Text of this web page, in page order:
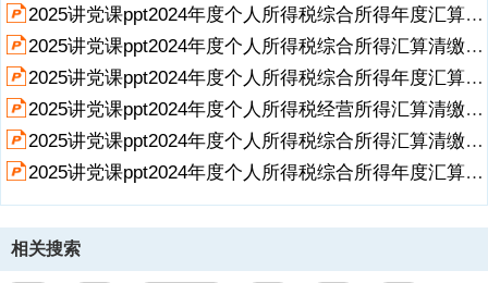
法律层级提级为部门规章。个人所得税综合所得汇算清缴管理办法自2
月26日起施行，今后不再按年下发汇算公告。新出台的管理办法一是更
加注重社会预期，结合近几年的服务和管理实践，将其中实施效果明
显、纳税人感受较好的举措以制度形式予以固化，进一步健全汇算清缴
服
2、务管理体系。二是更加重视保护纳税人的合法权益，更为清晰界定
汇算清缴各方权利义务关系，为汇算清缴服务管理提供了更好的法律保
障。三是更加注重方便纳税人详细了解汇算清缴各类事项，指引纳税人
做好各项汇算清缴准备。,政策依据,个人所得税综合所得汇算清缴管理
办法，已经2025年2月21日国家税务总局2025年度第1次局务会议审议
通过，现予公布，自公布之日起施行。,汇算变化,其次，税务部门持续
秉承优化纳税服务理念，今年又推出了一系列便利化举措：一是进一步
展开阅读全文
2025讲党课ppt2024年度个人所得税综合所得年度汇算热点问题辅导.pptx
2025讲党课ppt2024年度个人所得税综合所得汇算清缴业务讲解.pptx
2025讲党课ppt2024年度个人所得税综合所得年度汇算热点问答.pptx
2025讲党课ppt2024年度个人所得税经营所得汇算清缴培训.pptx
2025讲党课ppt2024年度个人所得税综合所得汇算清缴要点讲解.pptx
2025讲党课ppt2024年度个人所得税综合所得年度汇算热点 问答.pptx
相关搜索